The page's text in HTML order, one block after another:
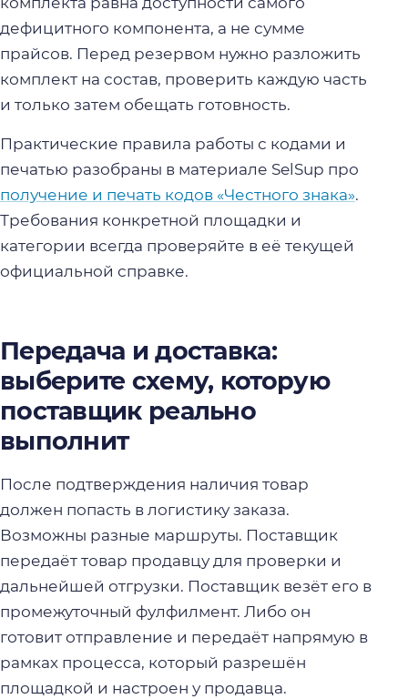
дефицитного компонента, а не сумме
прайсов. Перед резервом нужно разложить
комплект на состав, проверить каждую часть
и только затем обещать готовность.
Практические правила работы с кодами и
печатью разобраны в материале SelSup про
получение и печать кодов «Честного знака».
Требования конкретной площадки и
категории всегда проверяйте в её текущей
официальной справке.
Передача и доставка:
выберите схему, которую
поставщик реально
выполнит
После подтверждения наличия товар
должен попасть в логистику заказа.
Возможны разные маршруты. Поставщик
передаёт товар продавцу для проверки и
дальнейшей отгрузки. Поставщик везёт его в
промежуточный фулфилмент. Либо он
готовит отправление и передаёт напрямую в
рамках процесса, который разрешён
площадкой и настроен у продавца.